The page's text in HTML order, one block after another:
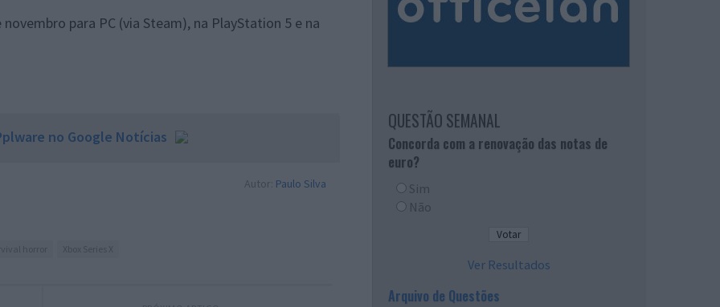
para PC (via Steam), na PlayStation 5 e na
no Google Notícias
Autor: Paulo Silva
QUESTÃO SEMANAL
Concorda com a renovação das notas de
euro?
Sim
Não
Ver Resultados
Arquivo de Questões